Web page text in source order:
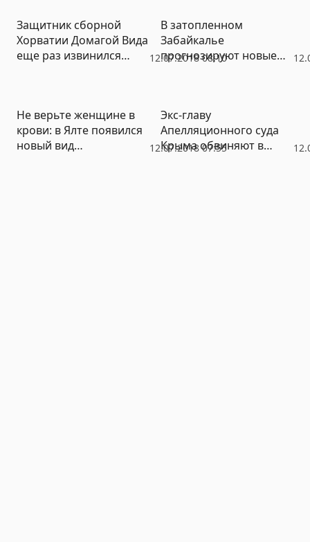
12.07.2018 08:10
Защитник сборной
Хорватии Домагой Вида
еще раз извинился
В затопленном
Забайкалье
прогнозируют новые
12.07.2018 07:55
Не верьте женщине в
крови: в Ялте появился
новый вид
Экс-главу
Апелляционного суда
Крыма обвиняют в